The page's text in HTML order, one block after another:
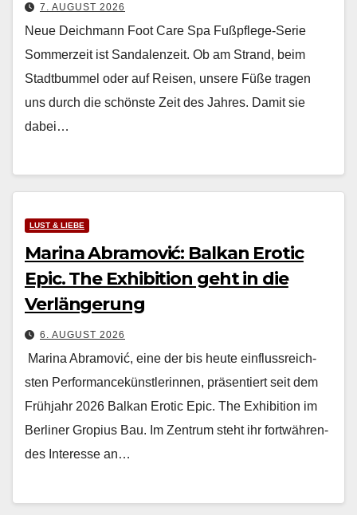
7. AUGUST 2026
Neue Deichmann Foot Care Spa Fußpflege-Serie
Som­merzeit ist San­dalen­zeit. Ob am Strand, beim
Stadt­bum­mel oder auf Reisen, unsere Füße tra­gen
uns durch die schön­ste Zeit des Jahres. Damit sie
dabei…
LUST & LIEBE
Marina Abramović: Balkan Erotic
Epic. The Exhibition geht in die
Verlängerung
6. AUGUST 2026
Mari­na Abramović, eine der bis heute ein­flussre­ich­
sten Per­for­mancekün­st­lerin­nen, präsen­tiert seit dem
Früh­jahr 2026 Balkan Erot­ic Epic. The Exhi­bi­tion im
Berlin­er Gropius Bau. Im Zen­trum ste­ht ihr fortwähren­
des Inter­esse an…